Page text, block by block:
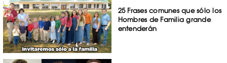
25 Frases comunes que sólo los
Hombres de Familia grande
entenderán